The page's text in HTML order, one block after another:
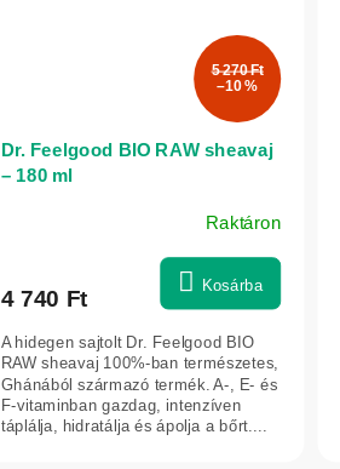
5 270 Ft
–10 %
Dr. Feelgood BIO RAW sheavaj
– 180 ml
Raktáron
4 740 Ft Kosárba
A hidegen sajtolt Dr. Feelgood BIO
RAW sheavaj 100%-ban természetes,
Ghánából származó termék. A-, E- és
F-vitaminban gazdag, intenzíven
táplálja, hidratálja és ápolja a bőrt....